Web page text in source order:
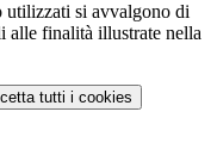
utilizzati si avvalgono di
alle finalità illustrate nella
tutti i cookies